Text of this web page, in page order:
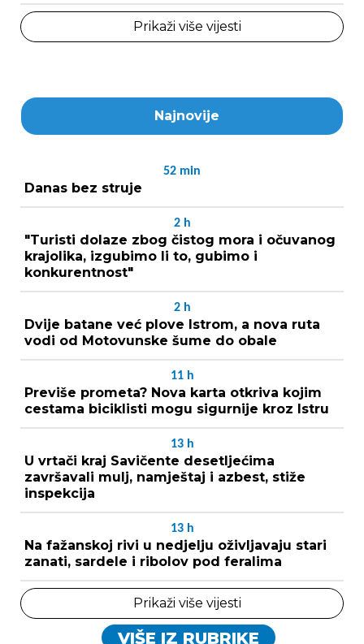
Prikaži više vijesti
Najnovije
52 min
Danas bez struje
2 h
"Turisti dolaze zbog čistog mora i očuvanog
krajolika, izgubimo li to, gubimo i
konkurentnost"
2 h
Dvije batane već plove Istrom, a nova ruta
vodi od Motovunske šume do obale
11 h
Previše prometa? Nova karta otkriva kojim
cestama biciklisti mogu sigurnije kroz Istru
13 h
U vrtači kraj Savičente desetljećima
završavali mulj, namještaj i azbest, stiže
inspekcija
13 h
Na fažanskoj rivi u nedjelju oživljavaju stari
zanati, sardele i ribolov pod feralima
Prikaži više vijesti
VIŠE IZ RUBRIKE